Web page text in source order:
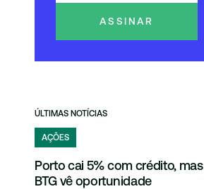
ASSINAR
ÚLTIMAS NOTÍCIAS
AÇÕES
Porto cai 5% com crédito, mas
BTG vê oportunidade